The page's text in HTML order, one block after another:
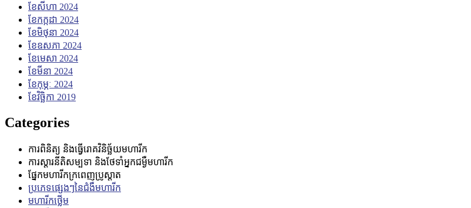
ខែ​សីហា 2024
ខែ​កក្កដា 2024
ខែ​មិថុនា 2024
ខែ​ឧសភា 2024
ខែ​មេសា 2024
ខែ​មីនា 2024
ខែ​កុម្ភៈ 2024
ខែ​វិច្ឆិកា 2019
Categories
ការពិនិត្យ និងធ្វើរោគវិនិច្ឆ័យមហារីក
ការស្តារនីតិសម្បទា និងថែទាំអ្នកជម្ងឺមហារីក
ផ្នែកមហារីកក្រពេញប្រូស្តាត
ប្រភេទផ្សេងៗនៃជំងឺមហារីក
មហារីកថ្លើម